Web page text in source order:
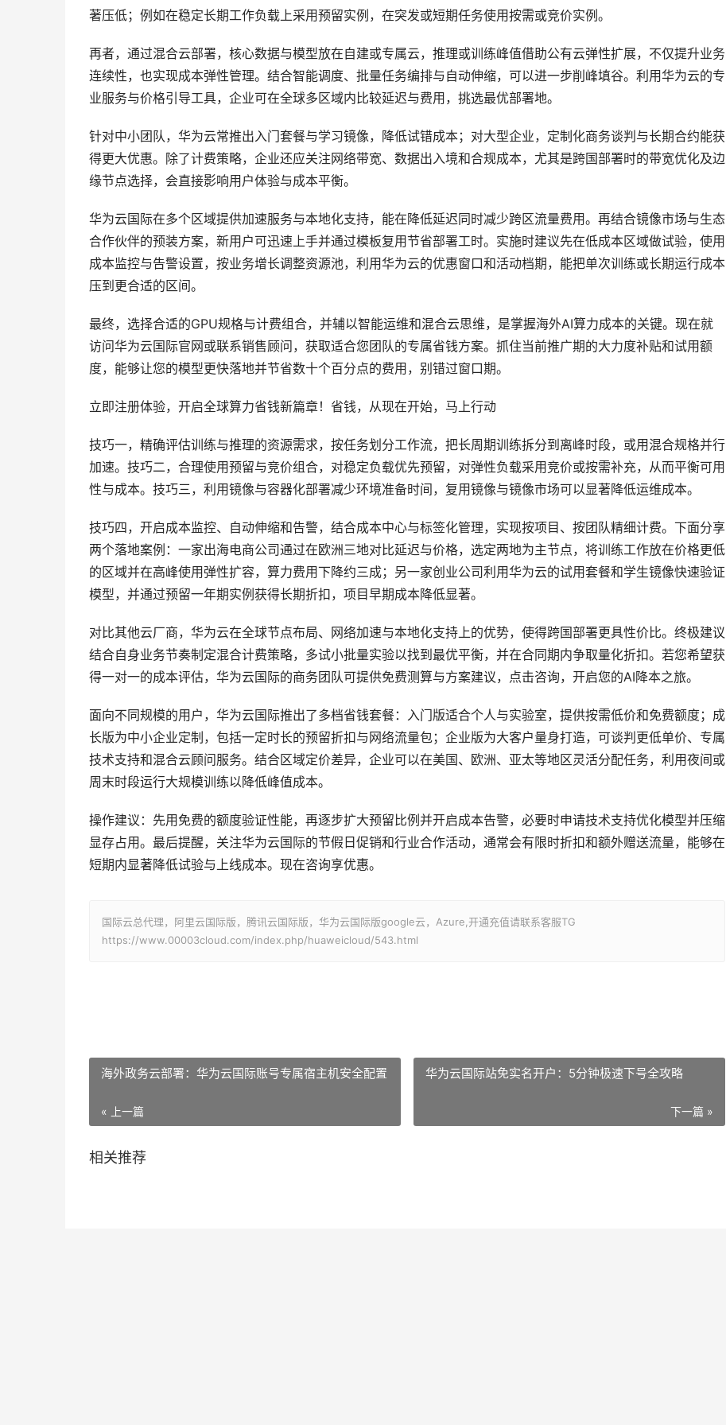
著压低；例如在稳定长期工作负载上采用预留实例，在突发或短期任务使用按需或竞价实例。
再者，通过混合云部署，核心数据与模型放在自建或专属云，推理或训练峰值借助公有云弹性扩展，不仅提升业务
连续性，也实现成本弹性管理。结合智能调度、批量任务编排与自动伸缩，可以进一步削峰填谷。利用华为云的专
业服务与价格引导工具，企业可在全球多区域内比较延迟与费用，挑选最优部署地。
针对中小团队，华为云常推出入门套餐与学习镜像，降低试错成本；对大型企业，定制化商务谈判与长期合约能获
得更大优惠。除了计费策略，企业还应关注网络带宽、数据出入境和合规成本，尤其是跨国部署时的带宽优化及边
缘节点选择，会直接影响用户体验与成本平衡。
华为云国际在多个区域提供加速服务与本地化支持，能在降低延迟同时减少跨区流量费用。再结合镜像市场与生态
合作伙伴的预装方案，新用户可迅速上手并通过模板复用节省部署工时。实施时建议先在低成本区域做试验，使用
成本监控与告警设置，按业务增长调整资源池，利用华为云的优惠窗口和活动档期，能把单次训练或长期运行成本
压到更合适的区间。
最终，选择合适的GPU规格与计费组合，并辅以智能运维和混合云思维，是掌握海外AI算力成本的关键。现在就
访问华为云国际官网或联系销售顾问，获取适合您团队的专属省钱方案。抓住当前推广期的大力度补贴和试用额
度，能够让您的模型更快落地并节省数十个百分点的费用，别错过窗口期。
立即注册体验，开启全球算力省钱新篇章！省钱，从现在开始，马上行动
技巧一，精确评估训练与推理的资源需求，按任务划分工作流，把长周期训练拆分到离峰时段，或用混合规格并行
加速。技巧二，合理使用预留与竞价组合，对稳定负载优先预留，对弹性负载采用竞价或按需补充，从而平衡可用
性与成本。技巧三，利用镜像与容器化部署减少环境准备时间，复用镜像与镜像市场可以显著降低运维成本。
技巧四，开启成本监控、自动伸缩和告警，结合成本中心与标签化管理，实现按项目、按团队精细计费。下面分享
两个落地案例：一家出海电商公司通过在欧洲三地对比延迟与价格，选定两地为主节点，将训练工作放在价格更低
的区域并在高峰使用弹性扩容，算力费用下降约三成；另一家创业公司利用华为云的试用套餐和学生镜像快速验证
模型，并通过预留一年期实例获得长期折扣，项目早期成本降低显著。
对比其他云厂商，华为云在全球节点布局、网络加速与本地化支持上的优势，使得跨国部署更具性价比。终极建议
结合自身业务节奏制定混合计费策略，多试小批量实验以找到最优平衡，并在合同期内争取量化折扣。若您希望获
得一对一的成本评估，华为云国际的商务团队可提供免费测算与方案建议，点击咨询，开启您的AI降本之旅。
面向不同规模的用户，华为云国际推出了多档省钱套餐：入门版适合个人与实验室，提供按需低价和免费额度；成
长版为中小企业定制，包括一定时长的预留折扣与网络流量包；企业版为大客户量身打造，可谈判更低单价、专属
技术支持和混合云顾问服务。结合区域定价差异，企业可以在美国、欧洲、亚太等地区灵活分配任务，利用夜间或
周末时段运行大规模训练以降低峰值成本。
操作建议：先用免费的额度验证性能，再逐步扩大预留比例并开启成本告警，必要时申请技术支持优化模型并压缩
显存占用。最后提醒，关注华为云国际的节假日促销和行业合作活动，通常会有限时折扣和额外赠送流量，能够在
短期内显著降低试验与上线成本。现在咨询享优惠。
国际云总代理，阿里云国际版，腾讯云国际版，华为云国际版google云，Azure,开通充值请联系客服TG
https://www.00003cloud.com/index.php/huaweicloud/543.html
海外政务云部署：华为云国际账号专属宿主机安全配置
« 上一篇
华为云国际站免实名开户：5分钟极速下号全攻略
下一篇 »
相关推荐